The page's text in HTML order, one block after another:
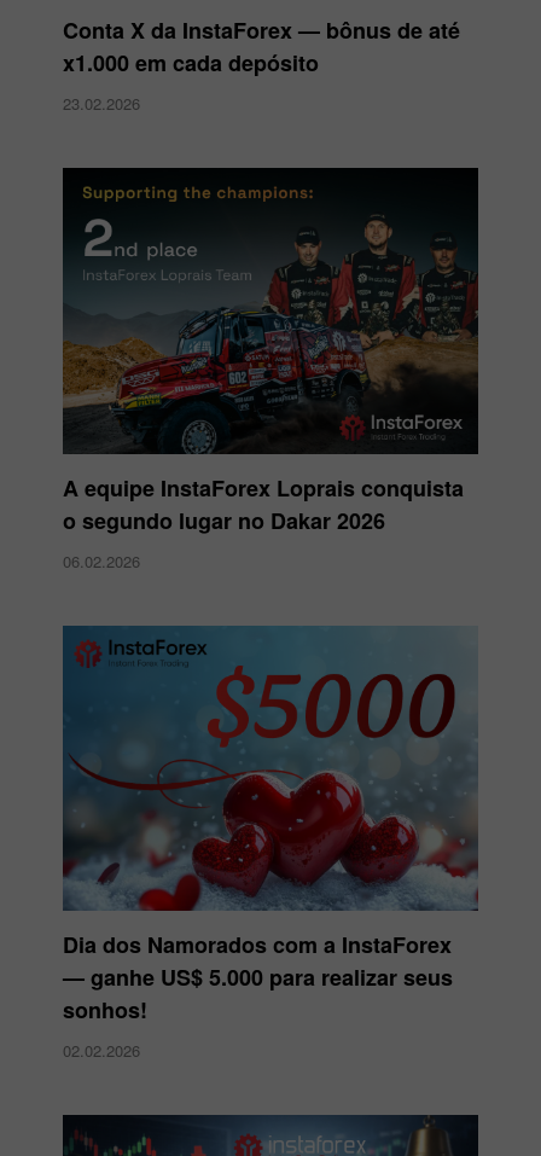
Conta X da InstaForex — bônus de até
x1.000 em cada depósito
23.02.2026
A equipe InstaForex Loprais conquista
o segundo lugar no Dakar 2026
06.02.2026
Dia dos Namorados com a InstaForex
— ganhe US$ 5.000 para realizar seus
sonhos!
02.02.2026